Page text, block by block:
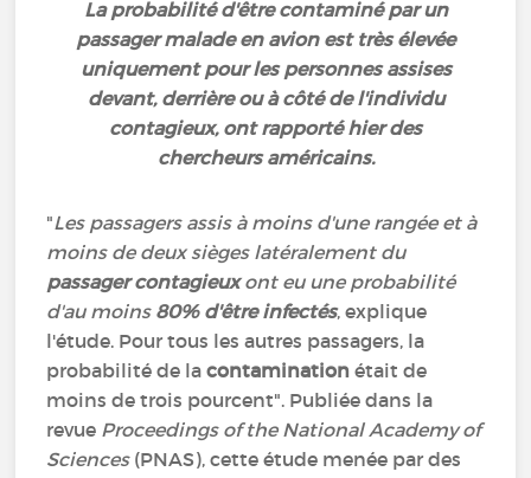
La probabilité d'être contaminé par un
passager malade en avion est très élevée
uniquement pour les personnes assises
devant, derrière ou à côté de l'individu
contagieux, ont rapporté hier des
chercheurs américains.
"Les passagers assis à moins d'une rangée et à
moins de deux sièges latéralement du
passager contagieuxont eu une probabilité
d'au moins 80% d'être infectés, explique
l'étude. Pour tous les autres passagers, la
probabilité de lacontamination était de
moins de trois pourcent". Publiée dans la
revue Proceedings of the National Academy of
Sciences(PNAS), cette étude menée par des